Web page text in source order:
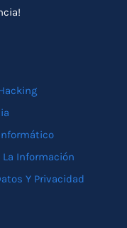
Información
Y Privacidad